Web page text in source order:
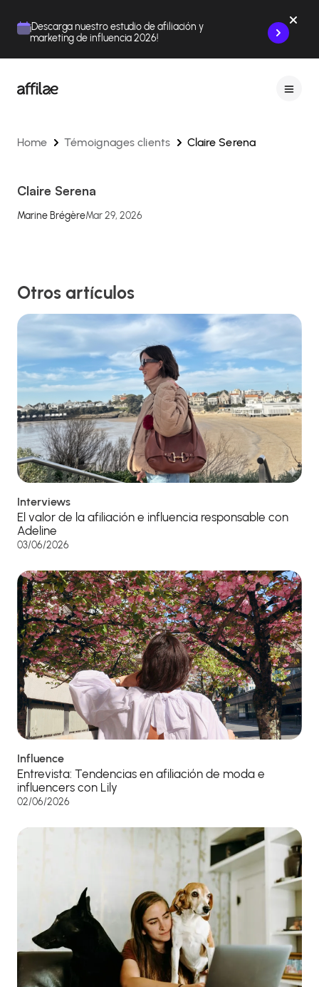
¡Descarga nuestro estudio de afiliación y
marketing de influencia 2026!
Home Témoignages clients Claire Serena
Claire Serena
Marine BrégèreMar 29, 2026
Otros artículos
Interviews
El valor de la afiliación e influencia responsable con
Adeline
03/06/2026
Influence
Entrevista: Tendencias en afiliación de moda e
influencers con Lily
02/06/2026